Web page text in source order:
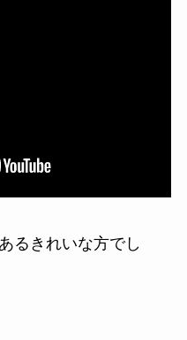
るきれいな方でし